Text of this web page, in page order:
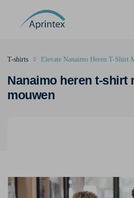
Nanaimo heren t-shirt
mouwen
T-shirts Elevate Nanaimo Heren T-Shirt